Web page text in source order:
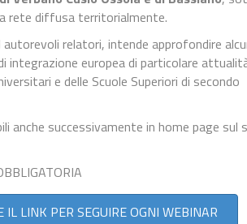
rete diffusa territorialmente.
relatori, intende approfondire
integrazione europea di particolare
e delle Scuole Superiori di secondo
anche successivamente in home page sul
IL LINK PER SEGUIRE OGNI WEBINAR